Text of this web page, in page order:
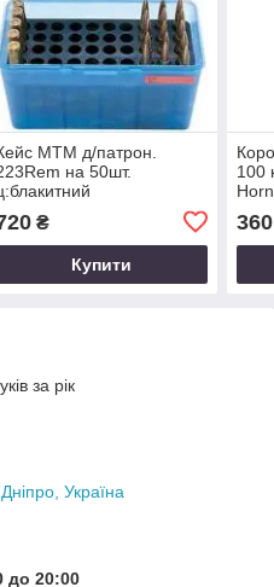
MTM д/патрон.
на 50шт.
₴
Купити
100
360
за рік
Україна
до 20:00